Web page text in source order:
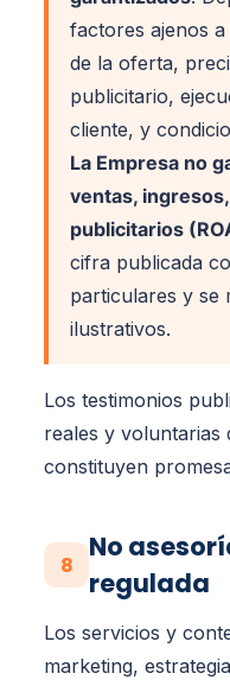
factores ajenos
de la oferta,
publicitario,
cliente, y
La Empresa no
ventas,
publicitarios
cifra publicada
particulares y se
ilustrativos.
Los testimonios
reales y voluntarias
constituyen
8
No
regulada
Los servicios y
marketing,